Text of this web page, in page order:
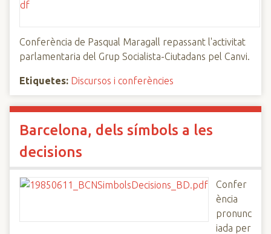
Conferència de Pasqual Maragall repassant l'activitat
parlamentaria del Grup Socialista-Ciutadans pel Canvi.
Etiquetes: Discursos i conferències
Barcelona, dels símbols a les
decisions
Confer
ència
pronunc
iada per